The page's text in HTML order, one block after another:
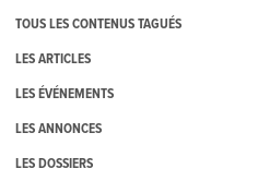
TOUS LES CONTENUS TAGUÉS
LES ARTICLES
LES ÉVÉNEMENTS
LES ANNONCES
LES DOSSIERS